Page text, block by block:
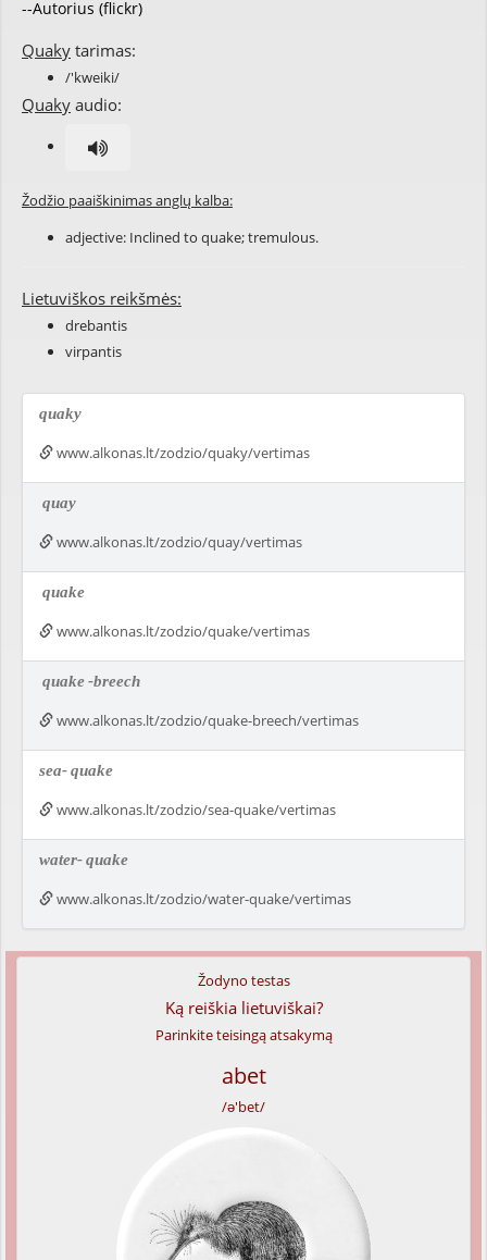
--Autorius (flickr)
Quaky tarimas:
/'kweiki/
Quaky audio:
Žodžio paaiškinimas anglų kalba:
adjective: Inclined to quake;tremulous.
Lietuviškos reikšmės:
drebantis
virpantis
quaky
www.alkonas.lt/zodzio/quaky/vertimas
quay
www.alkonas.lt/zodzio/quay/vertimas
quake
www.alkonas.lt/zodzio/quake/vertimas
quake-breech
www.alkonas.lt/zodzio/quake-breech/vertimas
sea-quake
www.alkonas.lt/zodzio/sea-quake/vertimas
water-quake
www.alkonas.lt/zodzio/water-quake/vertimas
Žodyno testas
Ką reiškia lietuviškai?
Parinkite teisingą atsakymą
abet
/ə'bet/